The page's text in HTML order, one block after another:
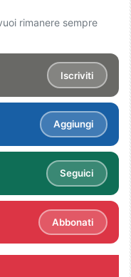
rimanere sempre
Iscriviti
Aggiungi
Seguici
Abbonati